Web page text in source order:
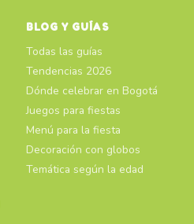
BLOG Y GUÍAS
Todas las guías
Tendencias 2026
Dónde celebrar en Bogotá
Juegos para fiestas
Menú para la fiesta
Decoración con globos
Temática según la edad